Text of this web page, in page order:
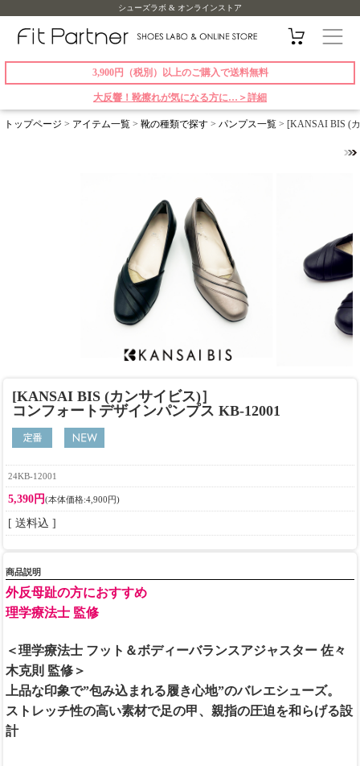
シューズラボ & オンラインストア
3,900円（税別）以上のご購入で送料無料
大反響！靴擦れが気になる方に…＞詳細
トップページ > アイテム一覧 > 靴の種類で探す > パンプス一覧 > [KANSAI BIS (
[KANSAI BIS (カンサイビス)］
コンフォートデザインパンプス KB-12001
24KB-12001
5,390円(本体価格:4,900円)
[ 送料込 ]
商品説明
外反母趾の方におすすめ
理学療法士 監修
＜理学療法士 フット＆ボディーバランスアジャスター 佐々
木克則 監修＞
上品な印象で”包み込まれる履き心地”のバレエシューズ。
ストレッチ性の高い素材で足の甲、親指の圧迫を和らげる設
計